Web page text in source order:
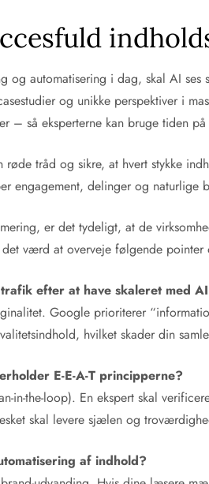
og automatisering i dag, skal AI
og unikke perspektiver i
– så eksperterne kan bruge tiden
tråd og sikre, at hvert stykke
engagement, delinger og naturlige
er det tydeligt, at de
værd at overveje følgende
efter at have skaleret med
Google prioriterer
hvilket skader din
E-E-A-T principperne?
in-the-loop). En ekspert skal
skal levere sjælen og
af indhold?